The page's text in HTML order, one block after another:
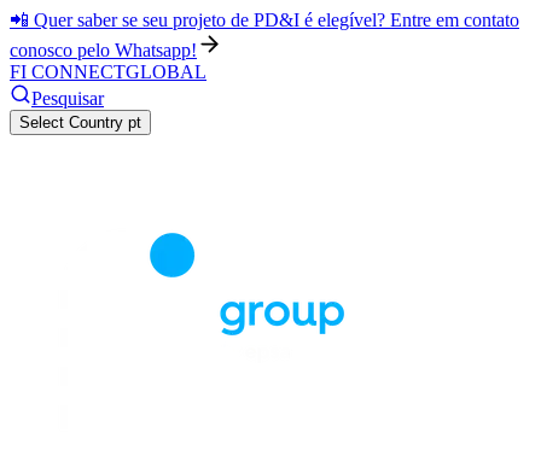
📲 Quer saber se seu projeto de PD&I é elegível? Entre em contato
conosco pelo Whatsapp!
FI CONNECTGLOBAL
Pesquisar
Select Country pt